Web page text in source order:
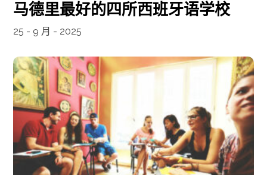
马德里最好的四所西班牙语学校
25 - 9 月 - 2025